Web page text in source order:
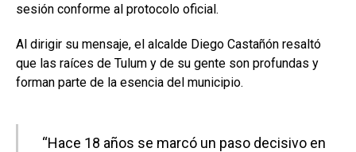
sesión conforme al protocolo oficial.
Al dirigir su mensaje, el alcalde Diego Castañón resaltó
que las raíces de Tulum y de su gente son profundas y
forman parte de la esencia del municipio.
“Hace 18 años se marcó un paso decisivo en